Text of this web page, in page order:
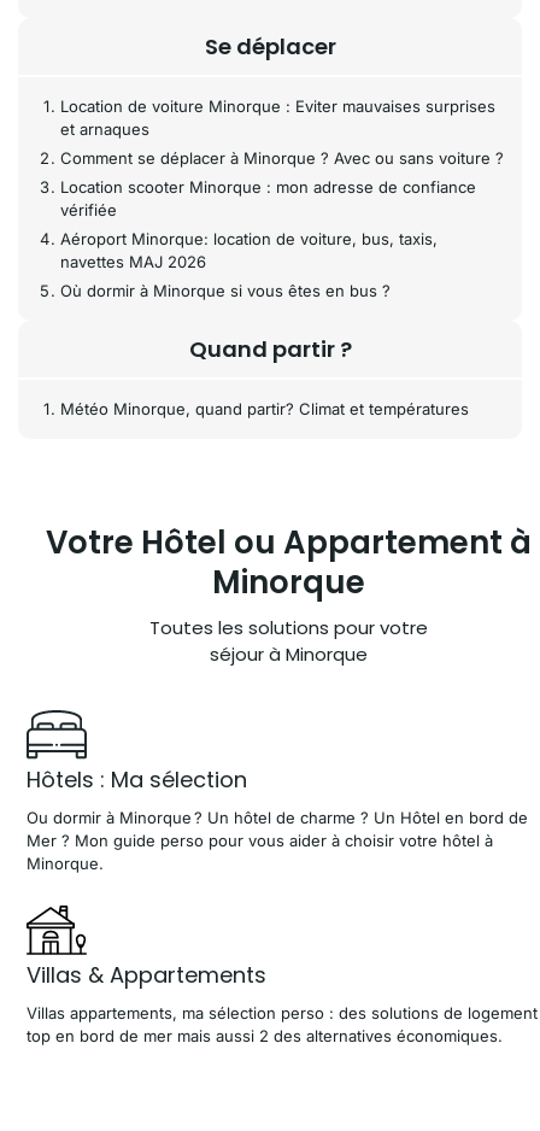
Se déplacer
Location de voiture Minorque : Eviter mauvaises surprises
et arnaques
Comment se déplacer à Minorque ? Avec ou sans voiture ?
Location scooter Minorque : mon adresse de confiance
vérifiée
Aéroport Minorque: location de voiture, bus, taxis,
navettes MAJ 2026
Où dormir à Minorque si vous êtes en bus ?
Quand partir ?
Météo Minorque, quand partir? Climat et températures
Votre Hôtel ou Appartement à
Minorque
Toutes les solutions pour votre
séjour à Minorque
Hôtels : Ma sélection
Ou dormir à Minorque ? Un hôtel de charme ? Un Hôtel en bord de
Mer ? Mon guide perso pour vous aider à choisir votre hôtel à
Minorque.
Villas & Appartements
Villas appartements, ma sélection perso : des solutions de logement
top en bord de mer mais aussi 2 des alternatives économiques.